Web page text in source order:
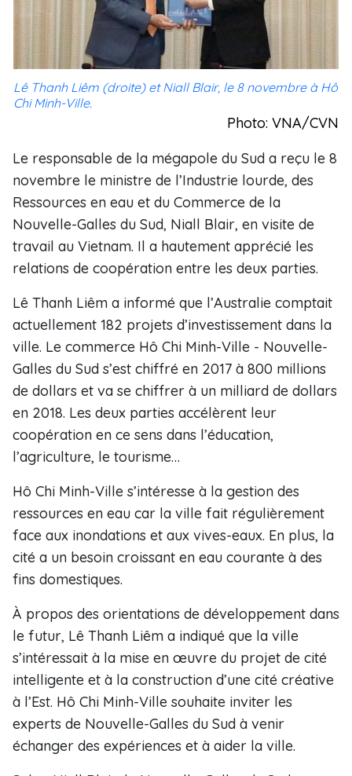
Lê Thanh Liêm (droite) et Niall Blair, le 8 novembre à Hô
Chi Minh-Ville.
Photo: VNA/CVN
Le responsable de la mégapole du Sud a reçu le 8
novembre le ministre de l’Industrie lourde, des
Ressources en eau et du Commerce de la
Nouvelle-Galles du Sud, Niall Blair, en visite de
travail au Vietnam. Il a hautement apprécié les
relations de coopération entre les deux parties.
Lê Thanh Liêm a informé que l’Australie comptait
actuellement 182 projets d’investissement dans la
ville. Le commerce Hô Chi Minh-Ville - Nouvelle-
Galles du Sud s’est chiffré en 2017 à 800 millions
de dollars et va se chiffrer à un milliard de dollars
en 2018. Les deux parties accélèrent leur
coopération en ce sens dans l’éducation,
l’agriculture, le tourisme…
Hô Chi Minh-Ville s’intéresse à la gestion des
ressources en eau car la ville fait régulièrement
face aux inondations et aux vives-eaux. En plus, la
cité a un besoin croissant en eau courante à des
fins domestiques.
À propos des orientations de développement dans
le futur, Lê Thanh Liêm a indiqué que la ville
s’intéressait à la mise en œuvre du projet de cité
intelligente et à la construction d’une cité créative
à l’Est. Hô Chi Minh-Ville souhaite inviter les
experts de Nouvelle-Galles du Sud à venir
échanger des expériences et à aider la ville.